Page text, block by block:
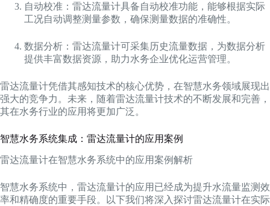
自动校准：雷达流量计具备自动校准功能，能够根据实际
工况自动调整测量参数，确保测量数据的准确性。
数据分析：雷达流量计可采集历史流量数据，为数据分析
提供丰富数据资源，助力水务企业优化运营管理。
雷达流量计凭借其感知技术的核心优势，在智慧水务领域展现出
强大的竞争力。未来，随着雷达流量计技术的不断发展和完善，
其在水务行业的应用将更加广泛。
智慧水务系统集成：雷达流量计的应用案例
雷达流量计在智慧水务系统中的应用案例解析
智慧水务系统中，雷达流量计的应用已经成为提升水流量监测效
率和精确度的重要手段。以下我们将深入探讨雷达流量计在实际